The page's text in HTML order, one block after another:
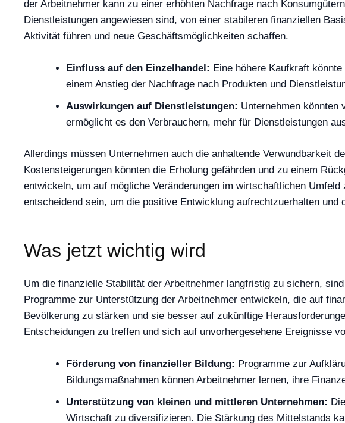
der Arbeitnehmer kann zu einer erhöhten Nachfrage nach
Dienstleistungen angewiesen sind, von einer stabileren finanziellen
Aktivität führen und neue Geschäftsmöglichkeiten schaffen.
Einfluss auf den Einzelhandel: Eine höhere Kaufkraft
einem Anstieg der Nachfrage nach Produkten und
Auswirkungen auf Dienstleistungen: Unternehmen könnten
ermöglicht es den Verbrauchern, mehr für Dienstleistungen
Allerdings müssen Unternehmen auch die anhaltende Verwundbarkeit
Kostensteigerungen könnten die Erholung gefährden und zu einem
entwickeln, um auf mögliche Veränderungen im wirtschaftlichen
entscheidend sein, um die positive Entwicklung aufrechtzuerhalten
Was jetzt wichtig wird
Um die finanzielle Stabilität der Arbeitnehmer langfristig zu sichern,
Programme zur Unterstützung der Arbeitnehmer entwickeln, die auf
Bevölkerung zu stärken und sie besser auf zukünftige
Entscheidungen zu treffen und sich auf unvorhergesehene Ereignisse
Förderung von finanzieller Bildung: Programme zur
Bildungsmaßnahmen können Arbeitnehmer lernen, ihre
Unterstützung von kleinen und mittleren Unternehmen:
Wirtschaft zu diversifizieren. Die Stärkung des Mittelstands